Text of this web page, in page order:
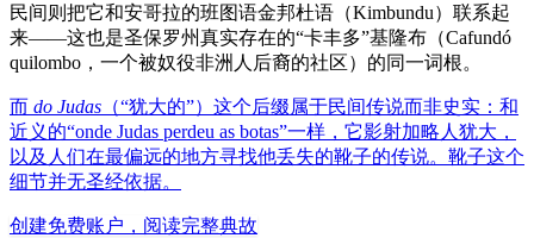
民间则把它和安哥拉的班图语金邦杜语（Kimbundu）联系起
来——这也是圣保罗州真实存在的“卡丰多”基隆布（Cafundó
quilombo，一个被奴役非洲人后裔的社区）的同一词根。
而 do Judas （“犹大的”）这个后缀属于民间传说而非史实：和
近义的“onde Judas perdeu as botas”一样，它影射加略人犹大，
以及人们在最偏远的地方寻找他丢失的靴子的传说。靴子这个
细节并无圣经依据。
创建免费账户，阅读完整典故